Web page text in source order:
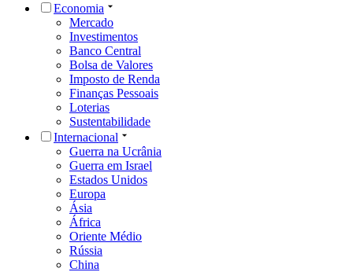
Economia
Mercado
Investimentos
Banco Central
Bolsa de Valores
Imposto de Renda
Finanças Pessoais
Loterias
Sustentabilidade
Internacional
Guerra na Ucrânia
Guerra em Israel
Estados Unidos
Europa
Ásia
África
Oriente Médio
Rússia
China